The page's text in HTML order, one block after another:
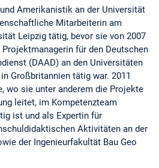
Amerikanistik an der Universität
Mitarbeiterin am
Leipzig tätig, bevor sie von 2007
für den Deutschen
(DAAD) an den Universitäten
Großbritannien tätig war. 2011
wo sie unter anderem die Projekte
leitet, im Kompetenzteam
ist und als Expertin für
Aktivitäten an der
der Ingenieurfakultät Bau Geo